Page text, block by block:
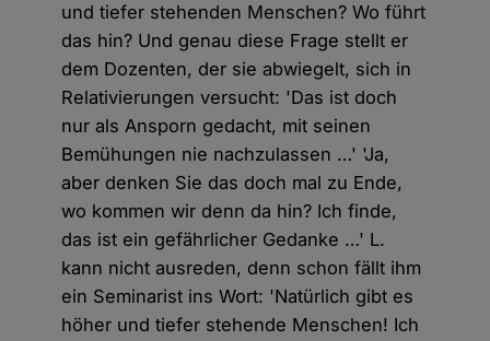
und tiefer stehenden Menschen? Wo führt
das hin? Und genau diese Frage stellt er
dem Dozenten, der sie abwiegelt, sich in
Relativierungen versucht: 'Das ist doch
nur als Ansporn gedacht, mit seinen
Bemühungen nie nachzulassen …' 'Ja,
aber denken Sie das doch mal zu Ende,
wo kommen wir denn da hin? Ich finde,
das ist ein gefährlicher Gedanke …' L.
kann nicht ausreden, denn schon fällt ihm
ein Seminarist ins Wort: 'Natürlich gibt es
höher und tiefer stehende Menschen! Ich